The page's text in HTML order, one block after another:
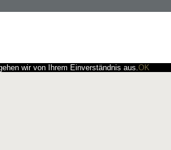
wir von Ihrem Einverständnis aus.OK